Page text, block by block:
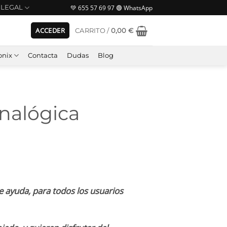
LEGAL 💚 655 57 69 97 🟢 WhatsApp
ACCEDER CARRITO / 0,00 €
Contacta Dudas Blog
para todos los usuarios